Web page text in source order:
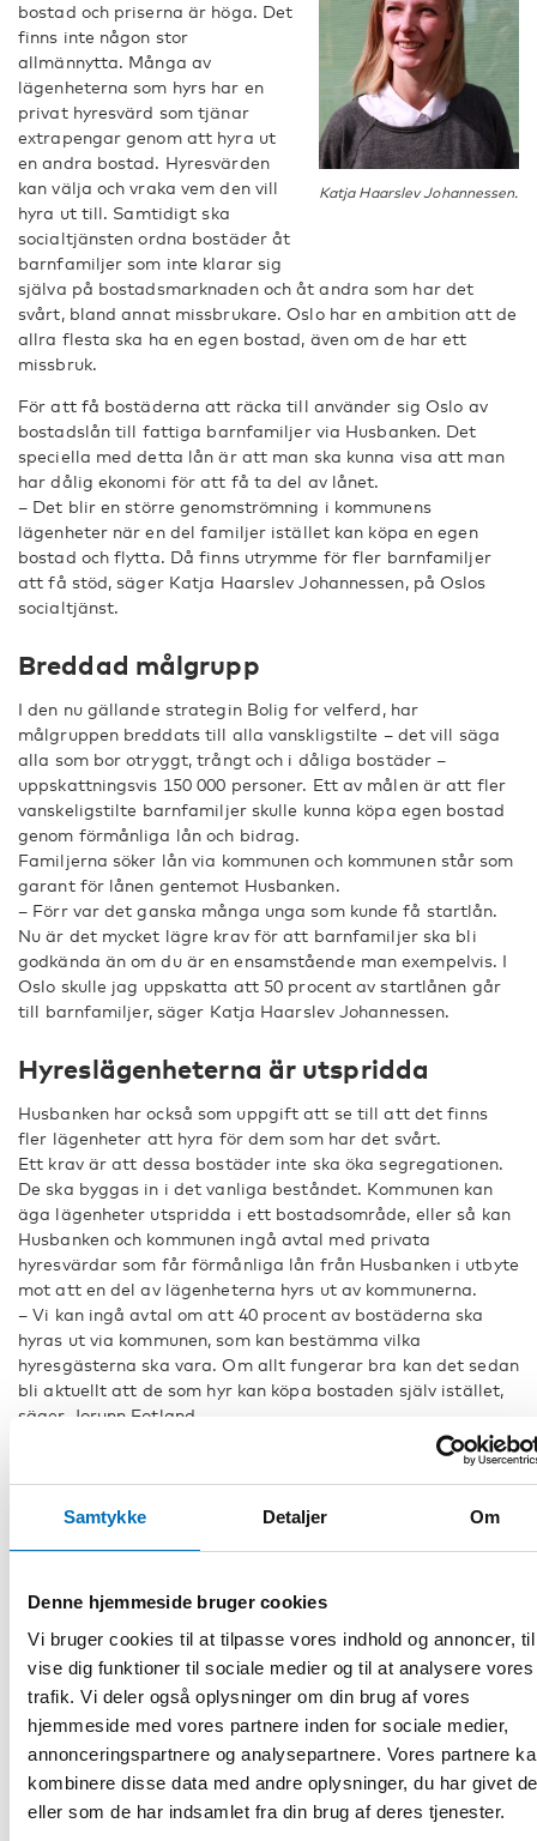
Samtykke Detaljer Om
Denne hjemmeside bruger cookies
Vi bruger cookies til at tilpasse vores indhold og annoncer,
vise dig funktioner til sociale medier og til at analysere vores
trafik. Vi deler også oplysninger om din brug af vores
hjemmeside med vores partnere inden for sociale medier,
annonceringspartnere og analysepartnere. Vores partnere
kombinere disse data med andre oplysninger, du har givet
eller som de har indsamlet fra din brug af deres tjenester.
Katja Haarslev Johannessen.
bostad och priserna är höga. Det
finns inte någon stor
allmännytta. Många av
lägenheterna som hyrs har en
privat hyresvärd som tjänar
extrapengar genom att hyra ut
en andra bostad. Hyresvärden
kan välja och vraka vem den vill
hyra ut till. Samtidigt ska
socialtjänsten ordna bostäder åt
barnfamiljer som inte klarar sig
själva på bostadsmarknaden och åt andra som har det
svårt, bland annat missbrukare. Oslo har en ambition att de
allra flesta ska ha en egen bostad, även om de har ett
missbruk.
För att få bostäderna att räcka till använder sig Oslo av
bostadslån till fattiga barnfamiljer via Husbanken. Det
speciella med detta lån är att man ska kunna visa att man
har dålig ekonomi för att få ta del av lånet.
– Det blir en större genomströmning i kommunens
lägenheter när en del familjer istället kan köpa en egen
bostad och flytta. Då finns utrymme för fler barnfamiljer
att få stöd, säger Katja Haarslev Johannessen, på Oslos
socialtjänst.
Breddad målgrupp
I den nu gällande strategin Bolig for velferd, har
målgruppen breddats till alla vanskligstilte – det vill säga
alla som bor otryggt, trångt och i dåliga bostäder –
uppskattningsvis 150 000 personer. Ett av målen är att fler
vanskeligstilte barnfamiljer skulle kunna köpa egen bostad
genom förmånliga lån och bidrag.
Familjerna söker lån via kommunen och kommunen står som
garant för lånen gentemot Husbanken.
– Förr var det ganska många unga som kunde få startlån.
Nu är det mycket lägre krav för att barnfamiljer ska bli
godkända än om du är en ensamstående man exempelvis. I
Oslo skulle jag uppskatta att 50 procent av startlånen går
till barnfamiljer, säger Katja Haarslev Johannessen.
Hyreslägenheterna är utspridda
Husbanken har också som uppgift att se till att det finns
fler lägenheter att hyra för dem som har det svårt.
Ett krav är att dessa bostäder inte ska öka segregationen.
De ska byggas in i det vanliga beståndet. Kommunen kan
äga lägenheter utspridda i ett bostadsområde, eller så kan
Husbanken och kommunen ingå avtal med privata
hyresvärdar som får förmånliga lån från Husbanken i utbyte
mot att en del av lägenheterna hyrs ut av kommunerna.
– Vi kan ingå avtal om att 40 procent av bostäderna ska
hyras ut via kommunen, som kan bestämma vilka
hyresgästerna ska vara. Om allt fungerar bra kan det sedan
bli aktuellt att de som hyr kan köpa bostaden själv istället,
säger Jorunn Fotland.
Kommunen ska då se till att det
med hög social belastning. Det
kan exempelvis handla om att
hyra ut till invandrare som kan
ha svårt att hitta bostad på
grund av fördomar hos privata
uthyrare.
– Det är ju dessvärre så att de
som inte är etniskt norska blir
diskriminerade på